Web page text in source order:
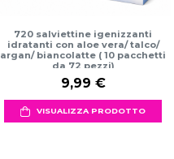
720 salviettine igenizzanti
idratanti con aloe vera/ talco/
argan/ biancolatte ( 10 pacchetti
da 72 pezzi)
9,99 €
VISUALIZZA PRODOTTO